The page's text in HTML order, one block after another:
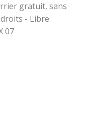
gratuit, sans
- Libre
07